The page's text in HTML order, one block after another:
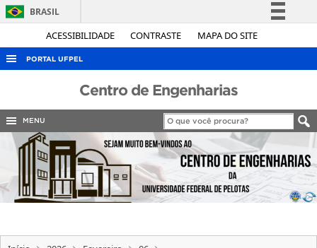
ACESSIBILIDADE CONTRASTE MAPA DO SITE
BRASIL
Simplifique!
Acesso à informação
Legislação
Canais
PORTAL UFPEL
COBALTO
CONCURSOS
EDITAIS
INTERNACIONAL
Centro de Engenharias
MENU